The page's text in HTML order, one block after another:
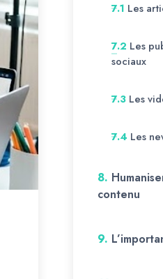
7.1 Les
7.2 Les
sociaux
7.3 Les
7.4 Les
8.
contenu
9.